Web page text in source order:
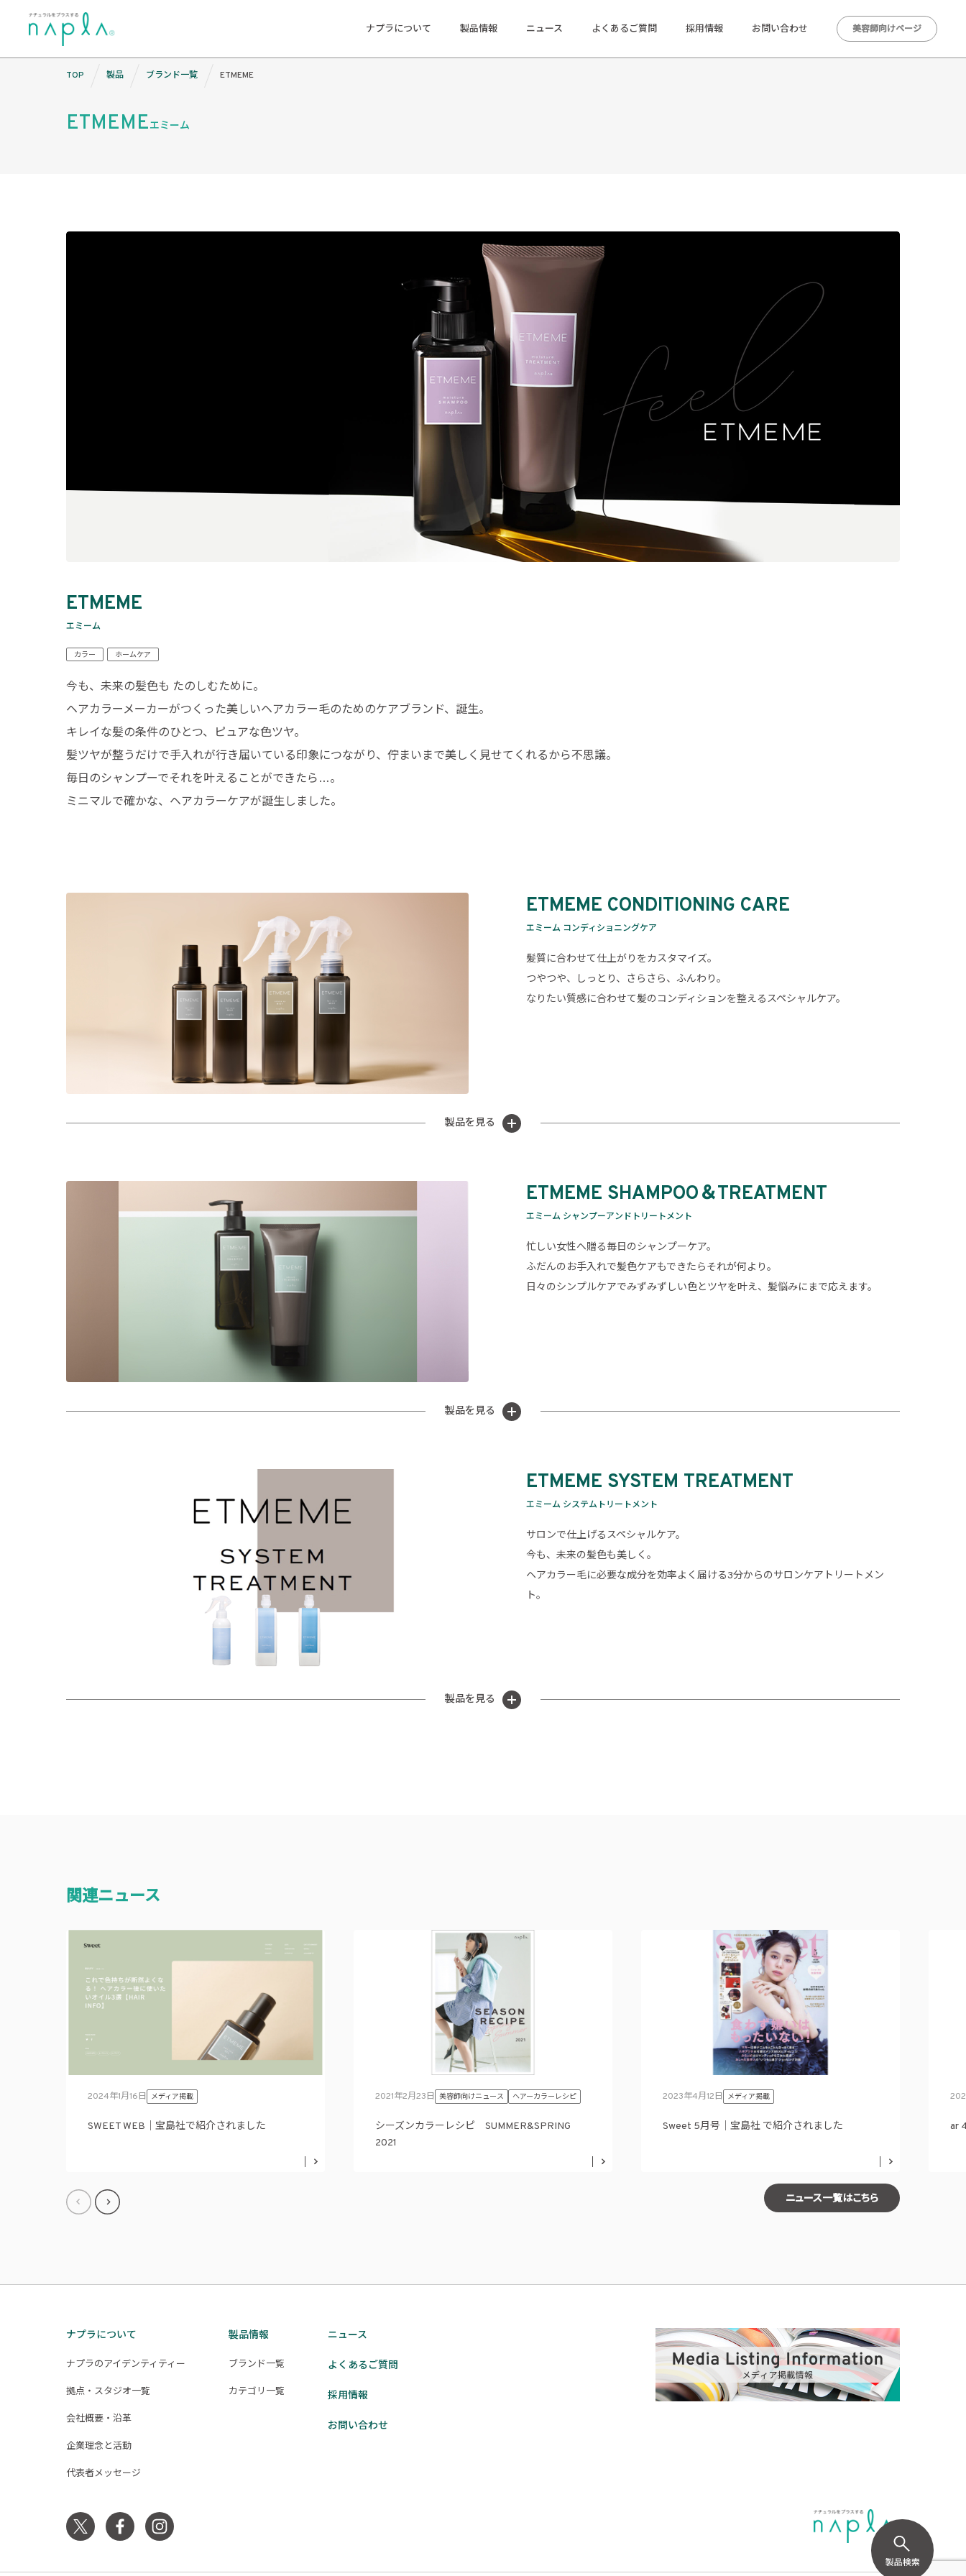
ナプラについて 製品情報 ニュース よくあるご質問 採用情報 お問い合わせ 美容師向けページ
ETMEMEエミーム
ETMEME
エミーム
カラー ホームケア
今も、未来の髪色も たのしむために。
ヘアカラーメーカーがつくった美しいヘアカラー毛のためのケアブランド、誕生。
キレイな髪の条件のひとつ、ピュアな色ツヤ。
髪ツヤが整うだけで手入れが行き届いている印象につながり、佇まいまで美しく見せてくれるから不思議。
毎日のシャンプーでそれを叶えることができたら…。
ミニマルで確かな、ヘアカラーケアが誕生しました。
ETMEME CONDITIONING CARE
エミーム コンディショニングケア
髪質に合わせて仕上がりをカスタマイズ。
つやつや、しっとり、さらさら、ふんわり。
なりたい質感に合わせて髪のコンディションを整えるスペシャルケア。
製品を見る
ETMEME SHAMPOO＆TREATMENT
エミーム シャンプーアンドトリートメント
忙しい女性へ贈る毎日のシャンプーケア。
ふだんのお手入れで髪色ケアもできたらそれが何より。
日々のシンプルケアでみずみずしい色とツヤを叶え、髪悩みにまで応えます。
製品を見る
ETMEME SYSTEM TREATMENT
エミーム システムトリートメント
サロンで仕上げるスペシャルケア。
今も、未来の髪色も美しく。
ヘアカラー毛に必要な成分を効率よく届ける3分からのサロンケアトリートメン
ト。
製品を見る
関連ニュース
2024年1月16日 メディア掲載
SWEET WEB｜宝島社で紹介されました
2021年2月23日 美容師向けニュース ヘアーカラーレシピ
シーズンカラーレシピ SUMMER&SPRING
2021
2023年4月12日 メディア掲載
Sweet 5月号｜宝島社 で紹介されました ar
ニュース一覧はこちら
TOP 製品 ブランド一覧 ETMEME
ナプラについて
ナプラのアイデンティティー
拠点・スタジオ一覧
会社概要・沿革
企業理念と活動
代表者メッセージ
製品情報
ブランド一覧
カテゴリ一覧
ニュース
よくあるご質問
採用情報
お問い合わせ